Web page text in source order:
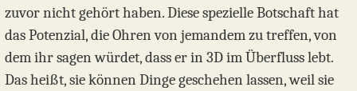
zuvor nicht gehört haben. Diese spezielle Botschaft hat
das Potenzial, die Ohren von jemandem zu treffen, von
dem ihr sagen würdet, dass er in 3D im Überfluss lebt.
Das heißt, sie können Dinge geschehen lassen, weil sie